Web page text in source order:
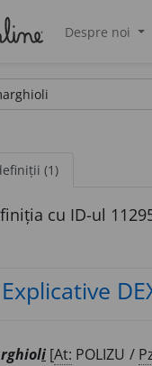
Despre noi
(1)
cu ID-ul
Explicative
i [At: POLIZU /